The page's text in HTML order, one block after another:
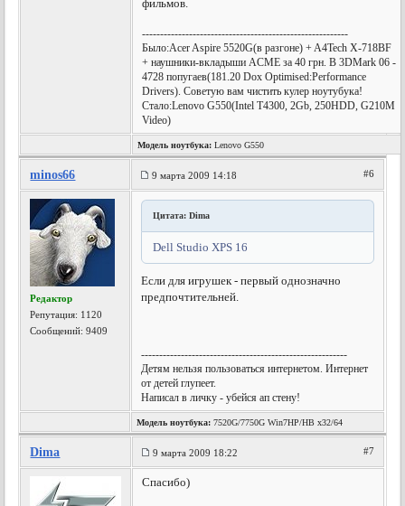
фильмов.
---------------------------------------------------------
Было:Acer Aspire 5520G(в разгоне) + A4Tech X-718BF
+ наушники-вкладыши ACME за 40 грн. В 3DMark 06 -
4728 попугаев(181.20 Dox Optimised:Performance
Drivers). Советую вам чистить кулер ноутубука!
Стало:Lenovo G550(Intel T4300, 2Gb, 250HDD, G210M
Video)
Модель ноутбука: Lenovo G550
minos66 9 марта 2009 14:18 #6
Редактор
Репутация: 1120
Сообщений: 9409
Цитата: Dima
Dell Studio XPS 16
Если для игрушек - первый однозначно
предпочтительней.
---------------------------------------------------------
Детям нельзя пользоваться интернетом. Интернет
от детей глупеет.
Написал в личку - убейся ап стену!
Модель ноутбука: 7520G/7750G Win7HP/HB x32/64
Dima 9 марта 2009 18:22 #7
Спасибо)